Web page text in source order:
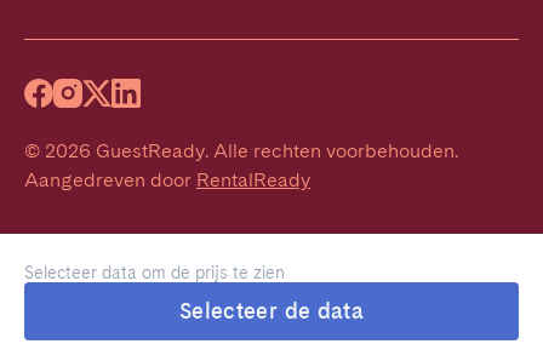
Selecteer data om de prijs te zien
Selecteer de data
© 2026 GuestReady. Alle rechten voorbehouden.
Aangedreven door RentalReady